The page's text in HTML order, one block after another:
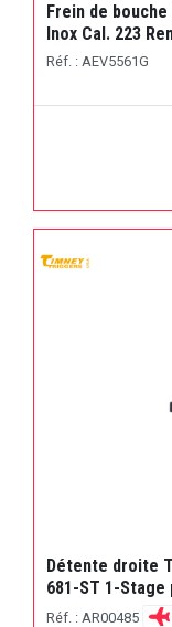
Frein de bouche
Inox Cal. 223
Réf. : AEV5561G
Détente droite
681-ST 1-Stage
Réf. : AR00485